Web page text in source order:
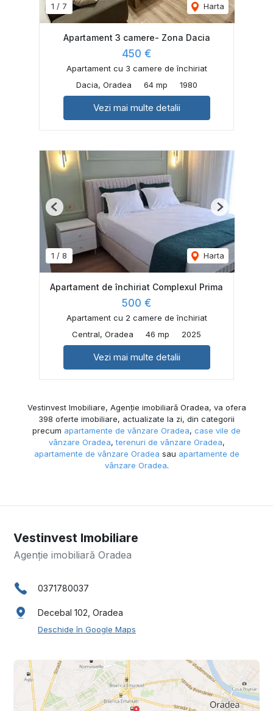
1 / 7 Harta
Apartament 3 camere- Zona Dacia
450 €
Apartament cu 3 camere de închiriat
Dacia, Oradea
64 mp 1980
Vezi mai multe detalii
1 / 8 Harta
Previous Next
Apartament de închiriat Complexul Prima
500 €
Apartament cu 2 camere de închiriat
Central, Oradea
46 mp 2025
Vezi mai multe detalii
Vestinvest Imobiliare, Agenție imobiliară Oradea, va ofera
398 oferte imobiliare, actualizate la zi, din categorii
precum apartamente de vânzare Oradea, case vile de
vânzare Oradea,terenuri de vânzare Oradea,
apartamente de vânzare Oradea sau apartamente de
vânzare Oradea.
Vestinvest Imobiliare
Agenție imobiliară Oradea
0371780037
Decebal 102, Oradea
Deschide în Google Maps